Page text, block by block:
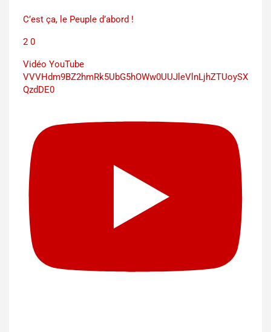
C’est ça, le Peuple d’abord !
2 0
Vidéo YouTube
VVVHdm9BZ2hmRk5UbG5hOWw0UUJleVlnLjhZTUoySX
QzdDE0